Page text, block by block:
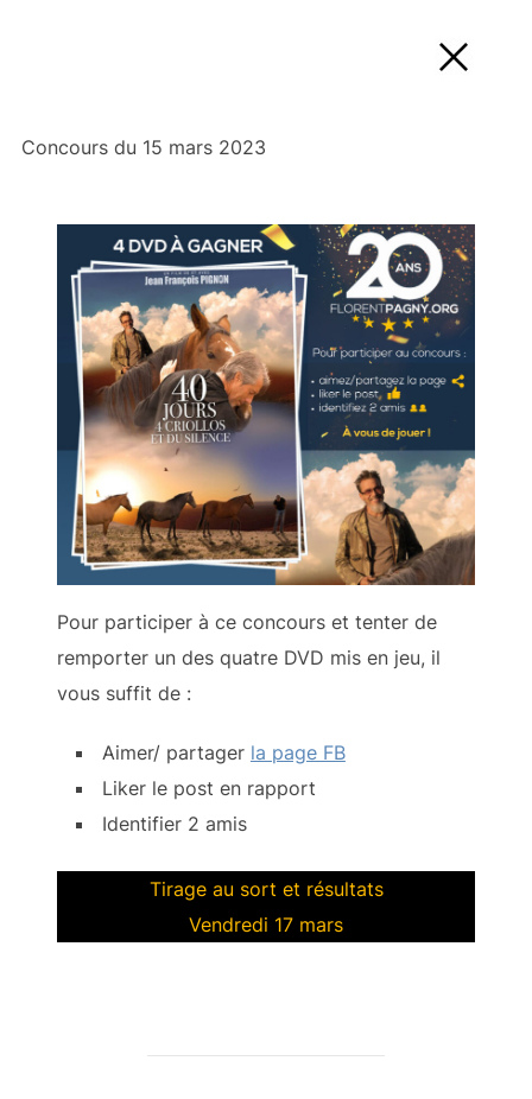
Concours du 15 mars 2023
Pour participer à ce concours et tenter de
remporter un des quatre DVD mis en jeu, il
vous suffit de :
Aimer/ partager la page FB
Liker le post en rapport
Identifier 2 amis
Tirage au sort et résultats
Vendredi 17 mars